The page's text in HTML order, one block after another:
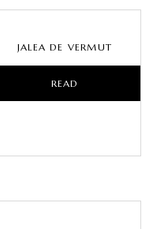
JALEA DE VERMUT
READ